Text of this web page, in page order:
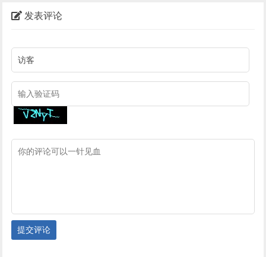
发表评论
提交评论